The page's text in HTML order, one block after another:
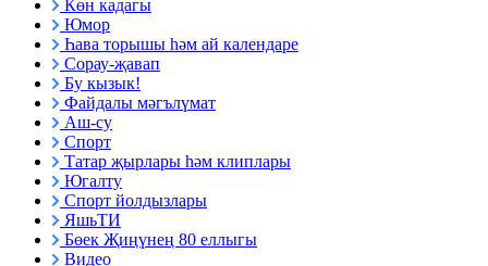
Көн кадагы
Юмор
Һава торышы һәм ай календаре
Сорау-җавап
Бу кызык!
Файдалы мәгълүмат
Аш-су
Спорт
Татар җырлары һәм клиплары
Югалту
Спорт йолдызлары
ЯшьТИ
Бөек Җиңүнең 80 еллыгы
Видео